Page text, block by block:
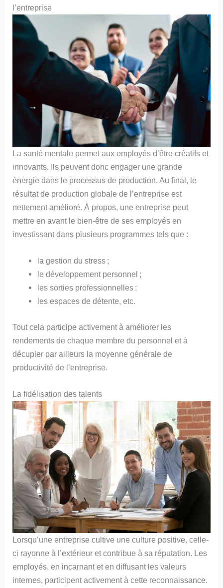
l’entreprise
La santé mentale permet aux employés d’être créatifs et
innovants. Ils peuvent donc engager une grande
énergie dans le processus de production. Au final, le
résultat de production globale de l’entreprise est
nettement amélioré. À propos, une entreprise peut
mettre en avant le bien-être de ses employés en
investissant dans plusieurs programmes tels que :
la gestion du stress ;
le développement personnel ;
les sorties professionnelles ;
les espaces de détente, etc.
Tout cela participe activement à améliorer les
rendements de chaque membre du personnel et à
décupler par ailleurs la moyenne générale de
productivité de l’entreprise.
La fidélisation des talents
Lorsqu’une entreprise cultive une culture positive, celle-
ci rayonne à l’extérieur et contribue à sa réputation. Les
employés, en incarnant et en diffusant les valeurs
internes, participent activement à cette reconnaissance.